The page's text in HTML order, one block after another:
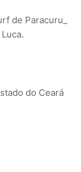
de Paracuru_
do Ceará